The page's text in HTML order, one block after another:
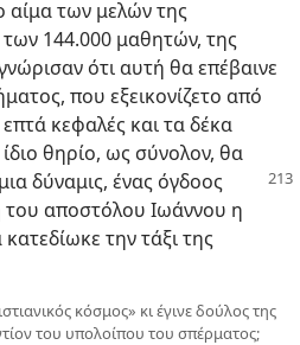
αίμα των μελών της
των 144.000 μαθητών, της
ότι αυτή θα επέβαινε
που εξεικονίζετο από
κεφαλές και τα δέκα
θηρίο, ως σύνολον, θα
δύναμις, ένας όγδοος
του αποστόλου Ιωάννου η
την τάξι της
κόσμος» κι έγινε δούλος της
του υπολοίπου του σπέρματος;